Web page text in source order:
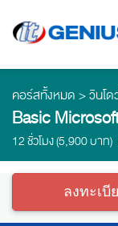
คอร์สทั้งหมด >วินโ
Basic
12 ชั่วโมง (5,900 บาท
ลงทะเบี